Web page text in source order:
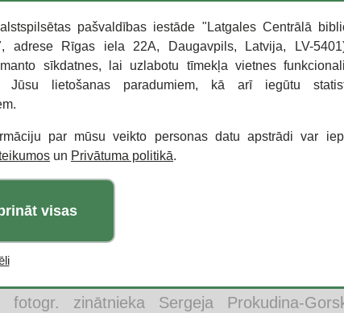
Lumjēriem. Līdz 1930. gadu vidum
1944. gada 27. septembrī Parīzē. Pēc
ASV Kongresa bibliotēkai, kur tā
tika nolemts restaurēt un digitalizēt.
ar Daugavpili:
gada jūnijā S. Prokudins-Gorskis uzņēma
avoti:
Laura. Daugavpilī – unikāla pagājušā
fotogr. zinātnieka Sergeja Prokudina-
pašvaldības iestāde "Latgales Centrālā
adrese Rīgas iela 22A, Daugavpils, Latvija, LV-
sīkdatnes, lai uzlabotu tīmekļa vietnes
Jūsu lietošanas paradumiem, kā arī iegūtu
par mūsu veikto personas datu apstrādi var
un Privātuma politikā.
visas